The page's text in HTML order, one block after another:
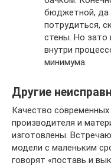
бюджетной, да
потрудиться,
стены. Но зато
внутри
минимума.
Другие
Качество
производителя и
изготовлены.
модели с маленьким
говорят «поставь и